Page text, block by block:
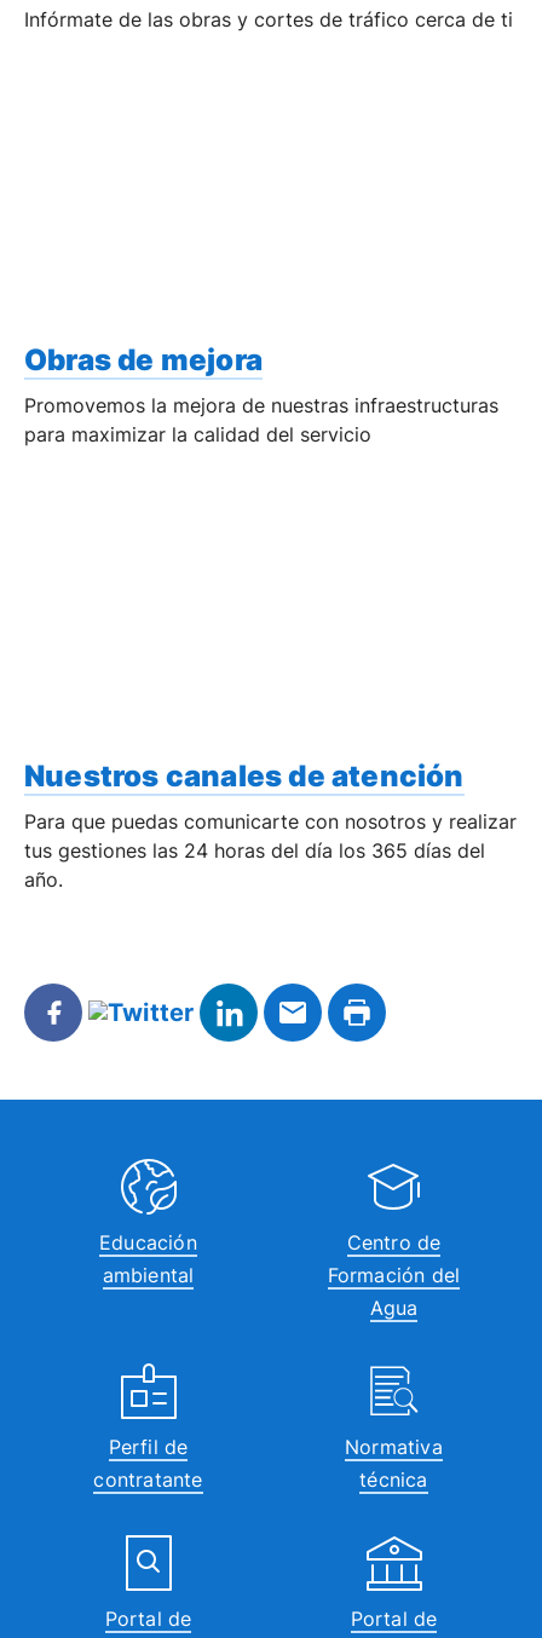
Infórmate de las obras y cortes de tráfico cerca de ti
Obras de mejora
Promovemos la mejora de nuestras infraestructuras
para maximizar la calidad del servicio
Nuestros canales de atención
Para que puedas comunicarte con nosotros y realizar
tus gestiones las 24 horas del día los 365 días del
año.
Educación
ambiental
Centro de
Formación del
Agua
Perfil de
contratante
Normativa
técnica
Portal de
Portal de